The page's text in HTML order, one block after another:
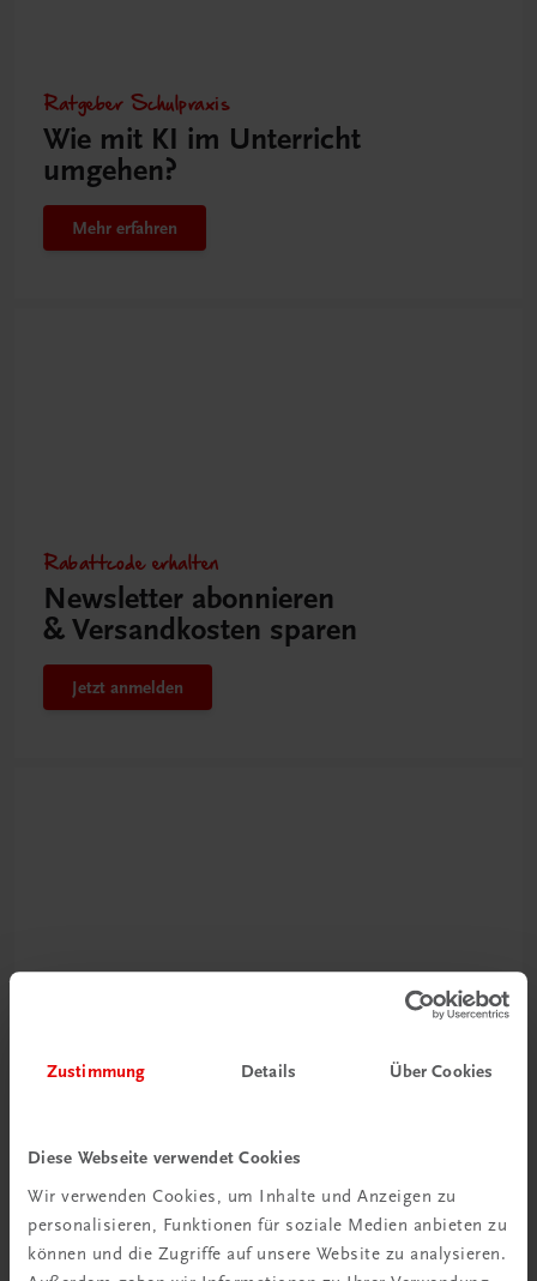
Zustimmung Details Über Cookies
Diese Webseite verwendet Cookies
Wir verwenden Cookies, um Inhalte und Anzeigen zu
personalisieren, Funktionen für soziale Medien anbieten zu
können und die Zugriffe auf unsere Website zu analysieren.
Ratgeber Schulpraxis
Wie mit KI im Unterricht
umgehen?
Mehr erfahren
Rabattcode erhalten
Newsletter abonnieren
& Versandkosten sparen
Jetzt anmelden
Videos mit
Tipps & Tricks
Mehr dazu